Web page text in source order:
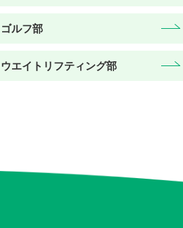
ゴルフ部
ウエイトリフティング部